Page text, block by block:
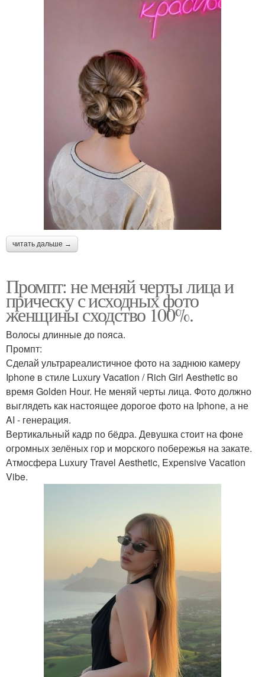
читать дальше →
Промпт: не меняй черты лица и
прическу с исходных фото
женщины сходство 100%.
Волосы длинные до пояса.
Промпт:
Сделай ультрареалистичное фото на заднюю камеру
Iphone в стиле Luxury Vacation / Rich Girl Aesthetic во
время Golden Hour. Не меняй черты лица. Фото должно
выглядеть как настоящее дорогое фото на Iphone, а не
AI - генерация.
Вертикальный кадр по бёдра. Девушка стоит на фоне
огромных зелёных гор и морского побережья на закате.
Атмосфера Luxury Travel Aesthetic, Expensive Vacation
Vibe.